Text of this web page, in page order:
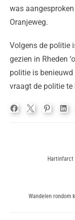
was
Oranjeweg.
Volgens de politie
gezien in Rheden
politie is
vraagt de politie te
navigatiePrevious
Hartinfarct
Next
Wandelen rondom